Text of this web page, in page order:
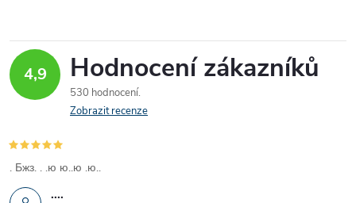
4,9 Hodnocení zákazníků
530 hodnocení
Zobrazit recenze
....
. Бжз. . .ю ю..ю .ю..